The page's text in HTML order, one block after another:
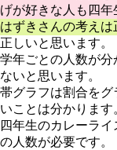
げが好きな人も四年
はずきさんの考えは
正しいと思います。
学年ごとの人数が
ないと思います。
帯グラフは割合を
いことは分かります
四年生のカレーラ
の人数が必要です。